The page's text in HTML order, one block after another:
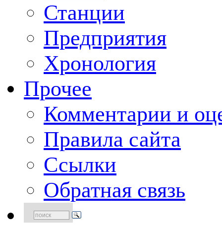
Станции
Предприятия
Хронология
Прочее
Комментарии и
Правила сайта
Ссылки
Обратная связь